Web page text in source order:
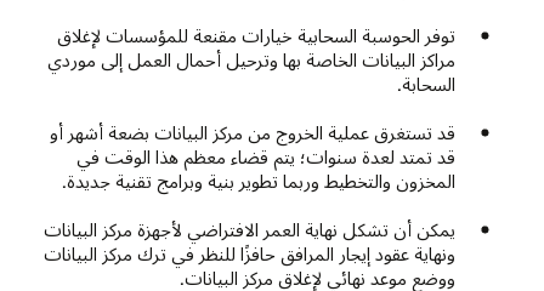
توفر الحوسبة السحابية خيارات مقنعة للمؤسسات لإغلاق
مراكز البيانات الخاصة بها وترحيل أحمال العمل إلى موردي
السحابة.
قد تستغرق عملية الخروج من مركز البيانات بضعة أشهر أو
قد تمتد لعدة سنوات؛ يتم قضاء معظم هذا الوقت في
المخزون والتخطيط وربما تطوير بنية وبرامج تقنية جديدة.
يمكن أن تشكل نهاية العمر الافتراضي لأجهزة مركز البيانات
ونهاية عقود إيجار المرافق حافزًا للنظر في ترك مركز البيانات
ووضع موعد نهائي لإغلاق مركز البيانات.